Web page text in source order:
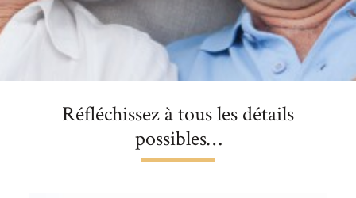
Réfléchissez à tous les détails
possibles…